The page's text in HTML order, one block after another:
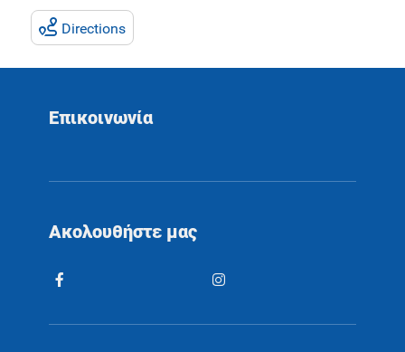
Directions
Επικοινωνία
Ακολουθήστε μας